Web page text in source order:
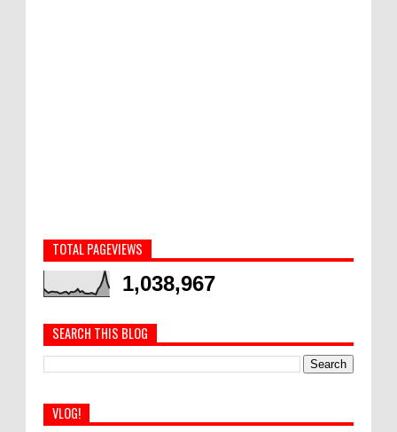
TOTAL PAGEVIEWS
1,038,967
SEARCH THIS BLOG
VLOG!